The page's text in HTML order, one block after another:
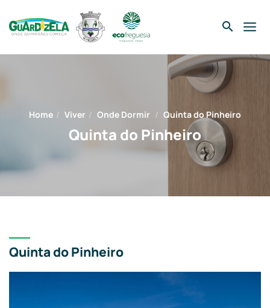
content
Home Viver Onde Dormir Quinta do Pinheiro
Quinta do Pinheiro
Quinta do Pinheiro